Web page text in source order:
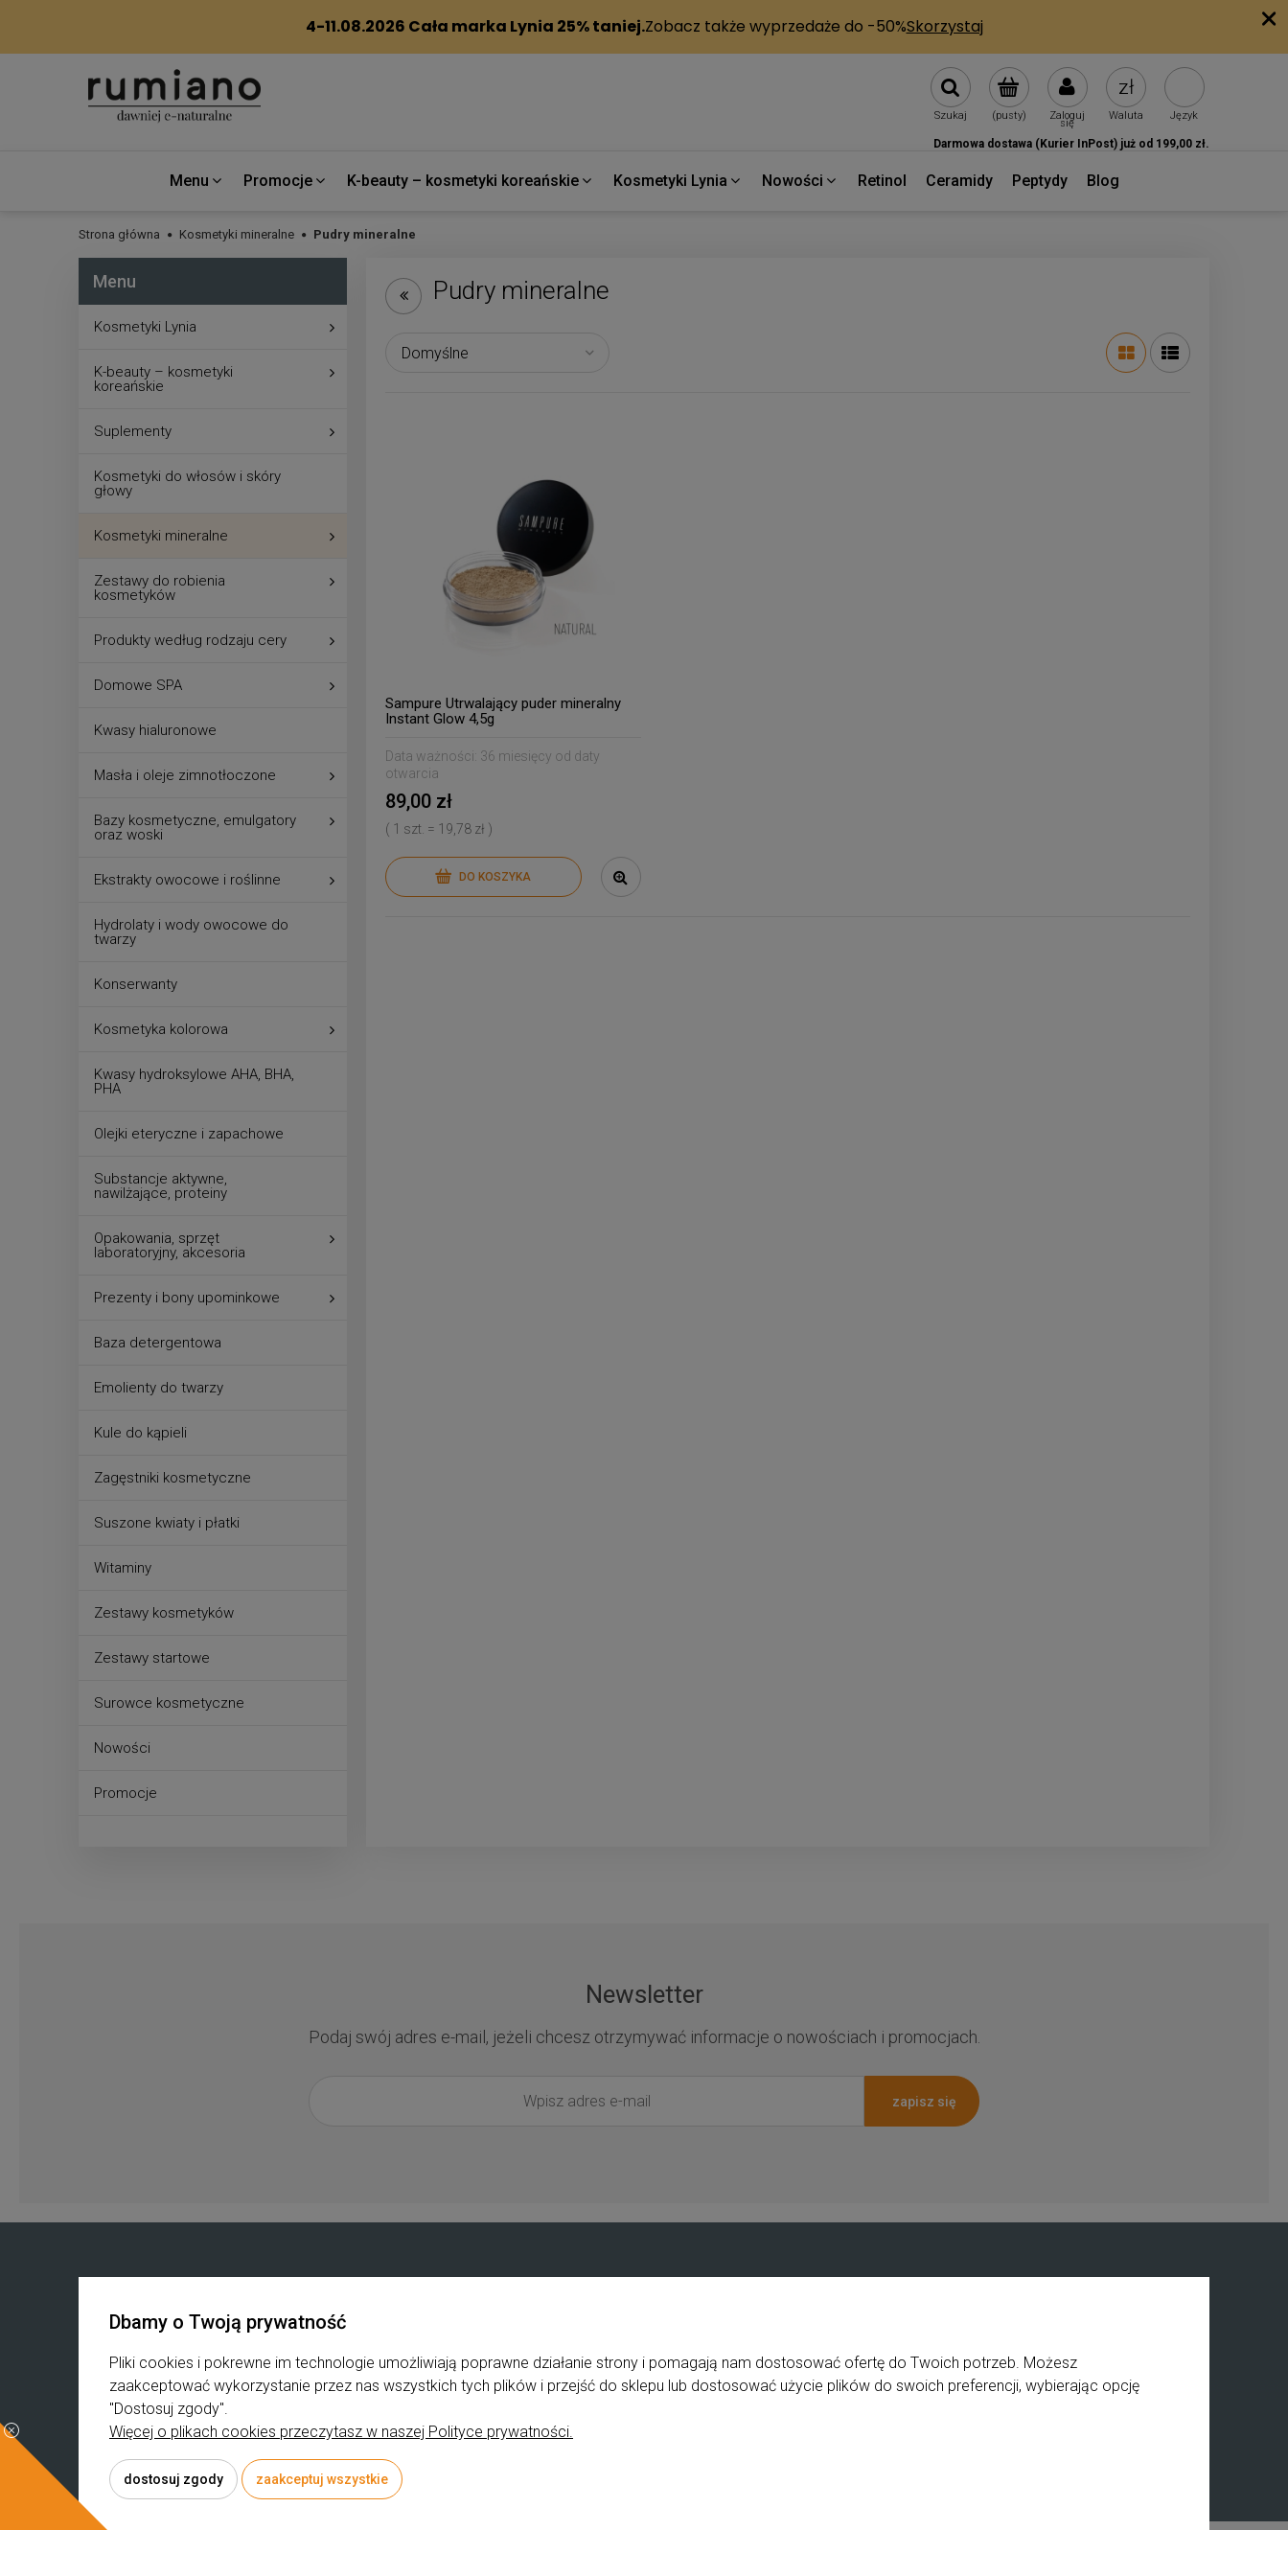
(pusty) Zaloguj
się
Szukaj Waluta Język
Darmowa dostawa (Kurier InPost) już od 199,00 zł.
Menu Promocje K-beauty – kosmetyki koreańskie Kosmetyki Lynia Nowości Retinol Ceramidy Peptydy Blog
Strona główna Kosmetyki mineralne Pudry mineralne
Menu
Kosmetyki Lynia
K-beauty – kosmetyki
koreańskie
Suplementy
Kosmetyki do włosów i skóry
głowy
Kosmetyki mineralne
Zestawy do robienia
kosmetyków
Produkty według rodzaju cery
Domowe SPA
Kwasy hialuronowe
Masła i oleje zimnotłoczone
Bazy kosmetyczne, emulgatory
oraz woski
Ekstrakty owocowe i roślinne
Hydrolaty i wody owocowe do
twarzy
Konserwanty
Kosmetyka kolorowa
Kwasy hydroksylowe AHA, BHA,
PHA
Olejki eteryczne i zapachowe
Substancje aktywne,
nawilżające, proteiny
Opakowania, sprzęt
laboratoryjny, akcesoria
Prezenty i bony upominkowe
Baza detergentowa
Emolienty do twarzy
Kule do kąpieli
Zagęstniki kosmetyczne
Suszone kwiaty i płatki
Witaminy
Zestawy kosmetyków
Zestawy startowe
Surowce kosmetyczne
Nowości
Promocje
Pudry mineralne
Sampure Utrwalający puder mineralny
Instant Glow 4,5g
Data ważności: 36 miesięcy od daty
otwarcia
89,00 zł
( 1 szt. = 19,78 zł )
DO KOSZYKA
Newsletter
Podaj swój adres e-mail, jeżeli chcesz otrzymywać informacje o nowościach i promocjach.
zapisz się
Regulamin zakupów
Reklamacje i zwroty
Koszty dostawy
Kosmetyki Lynia
Pielęgnacja koreańska
Suplementy
Dbamy o Twoją prywatność
Pliki cookies i pokrewne im technologie umożliwiają poprawne działanie strony i pomagają nam dostosować ofertę do Twoich potrzeb. Możesz
zaakceptować wykorzystanie przez nas wszystkich tych plików i przejść do sklepu lub dostosować użycie plików do swoich preferencji, wybierając opcję
"Dostosuj zgody".
Więcej o plikach cookies przeczytasz w naszej Polityce prywatności.
dostosuj zgody zaakceptuj wszystkie